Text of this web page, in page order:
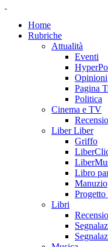
Home
Rubriche
Attualità
Eventi
Opinioni
Pagina
Politica
Cinema e TV
Liber Liber
Griffo
Libro
Manuzio
Progetto
Libri